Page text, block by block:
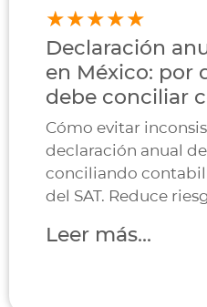
Declaración
en México: por
debe conciliar
Cómo evitar
declaración anual
conciliando
del SAT. Reduce
Leer más...